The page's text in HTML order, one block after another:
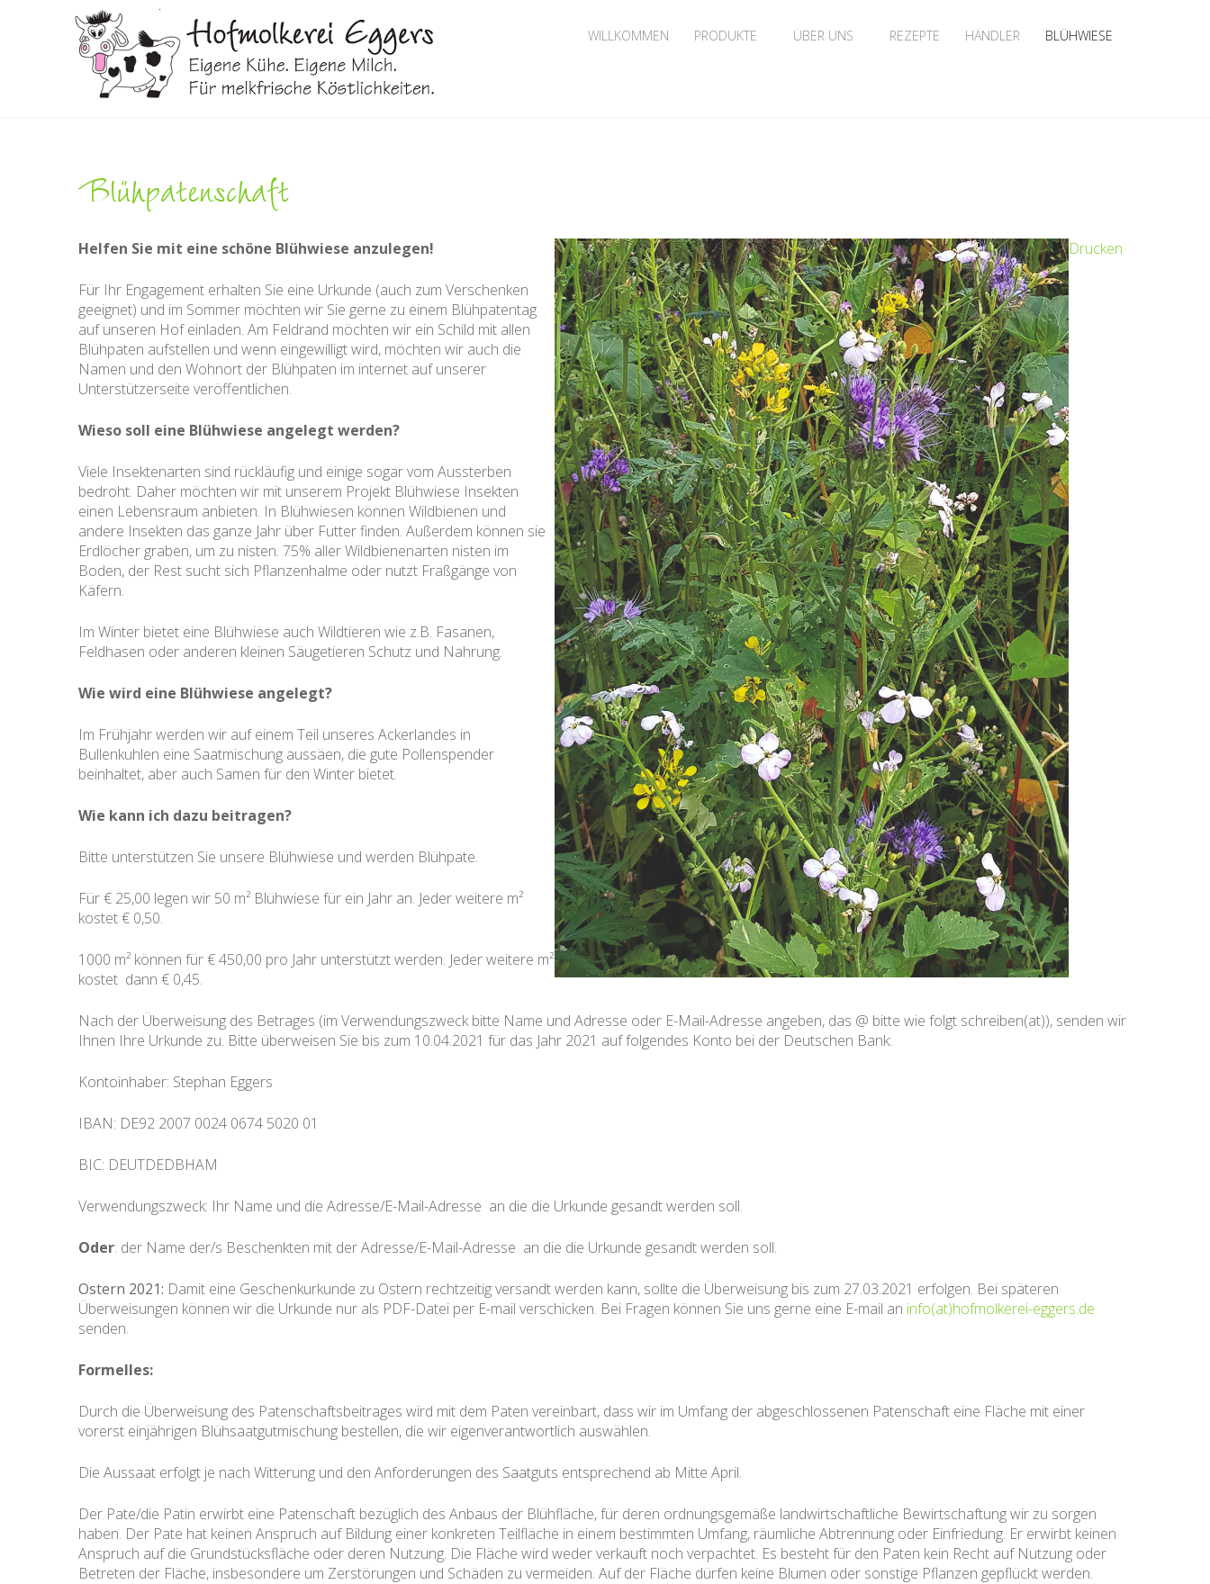
WILLKOMMEN PRODUKTE ÜBER UNS REZEPTE HÄNDLER BLÜHWIESE
Blühpatenschaft
Drucken
Helfen Sie mit eine schöne Blühwiese anzulegen!
Für Ihr Engagement erhalten Sie eine Urkunde (auch zum Verschenken
geeignet) und im Sommer möchten wir Sie gerne zu einem Blühpatentag
auf unseren Hof einladen. Am Feldrand möchten wir ein Schild mit allen
Blühpaten aufstellen und wenn eingewilligt wird, möchten wir auch die
Namen und den Wohnort der Blühpaten im internet auf unserer
Unterstützerseite veröffentlichen.
Wieso soll eine Blühwiese angelegt werden?
Viele Insektenarten sind rückläufig und einige sogar vom Aussterben
bedroht. Daher möchten wir mit unserem Projekt Blühwiese Insekten
einen Lebensraum anbieten. In Blühwiesen können Wildbienen und
andere Insekten das ganze Jahr über Futter finden. Außerdem können sie
Erdlöcher graben, um zu nisten. 75% aller Wildbienenarten nisten im
Boden, der Rest sucht sich Pflanzenhalme oder nutzt Fraßgänge von
Käfern.
Im Winter bietet eine Blühwiese auch Wildtieren wie z.B. Fasanen,
Feldhasen oder anderen kleinen Säugetieren Schutz und Nahrung.
Wie wird eine Blühwiese angelegt?
Im Frühjahr werden wir auf einem Teil unseres Ackerlandes in
Bullenkuhlen eine Saatmischung aussäen, die gute Pollenspender
beinhaltet, aber auch Samen für den Winter bietet.
Wie kann ich dazu beitragen?
Bitte unterstützen Sie unsere Blühwiese und werden Blühpate.
Für € 25,00 legen wir 50 m² Blühwiese für ein Jahr an. Jeder weitere m²
kostet € 0,50.
1000 m² können für € 450,00 pro Jahr unterstützt werden. Jeder weitere m²
kostet dann € 0,45.
Nach der Überweisung des Betrages (im Verwendungszweck bitte Name und Adresse oder E-Mail-Adresse angeben, das @ bitte wie folgt schreiben(at)), senden wir
Ihnen Ihre Urkunde zu. Bitte überweisen Sie bis zum 10.04.2021 für das Jahr 2021 auf folgendes Konto bei der Deutschen Bank:
Kontoinhaber: Stephan Eggers
IBAN: DE92 2007 0024 0674 5020 01
BIC: DEUTDEDBHAM
Verwendungszweck: Ihr Name und die Adresse/E-Mail-Adresse an die die Urkunde gesandt werden soll.
Oder: der Name der/s Beschenkten mit der Adresse/E-Mail-Adresse an die die Urkunde gesandt werden soll.
Ostern 2021: Damit eine Geschenkurkunde zu Ostern rechtzeitig versandt werden kann, sollte die Überweisung bis zum 27.03.2021 erfolgen. Bei späteren
Überweisungen können wir die Urkunde nur als PDF-Datei per E-mail verschicken. Bei Fragen können Sie uns gerne eine E-mail an info(at)hofmolkerei-eggers.de
senden.
Formelles:
Durch die Überweisung des Patenschaftsbeitrages wird mit dem Paten vereinbart, dass wir im Umfang der abgeschlossenen Patenschaft eine Fläche mit einer
vorerst einjährigen Blühsaatgutmischung bestellen, die wir eigenverantwortlich auswählen.
Die Aussaat erfolgt je nach Witterung und den Anforderungen des Saatguts entsprechend ab Mitte April.
Der Pate/die Patin erwirbt eine Patenschaft bezüglich des Anbaus der Blühfläche, für deren ordnungsgemäße landwirtschaftliche Bewirtschaftung wir zu sorgen
haben. Der Pate hat keinen Anspruch auf Bildung einer konkreten Teilfläche in einem bestimmten Umfang, räumliche Abtrennung oder Einfriedung. Er erwirbt keinen
Anspruch auf die Grundstücksfläche oder deren Nutzung. Die Fläche wird weder verkauft noch verpachtet. Es besteht für den Paten kein Recht auf Nutzung oder
Betreten der Fläche, insbesondere um Zerstörungen und Schäden zu vermeiden. Auf der Fläche dürfen keine Blumen oder sonstige Pflanzen gepflückt werden.